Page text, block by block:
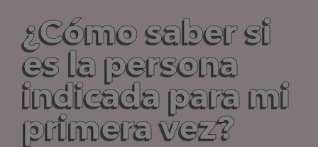
¿Cómo saber si
es la persona
indicada para mi
primera vez?